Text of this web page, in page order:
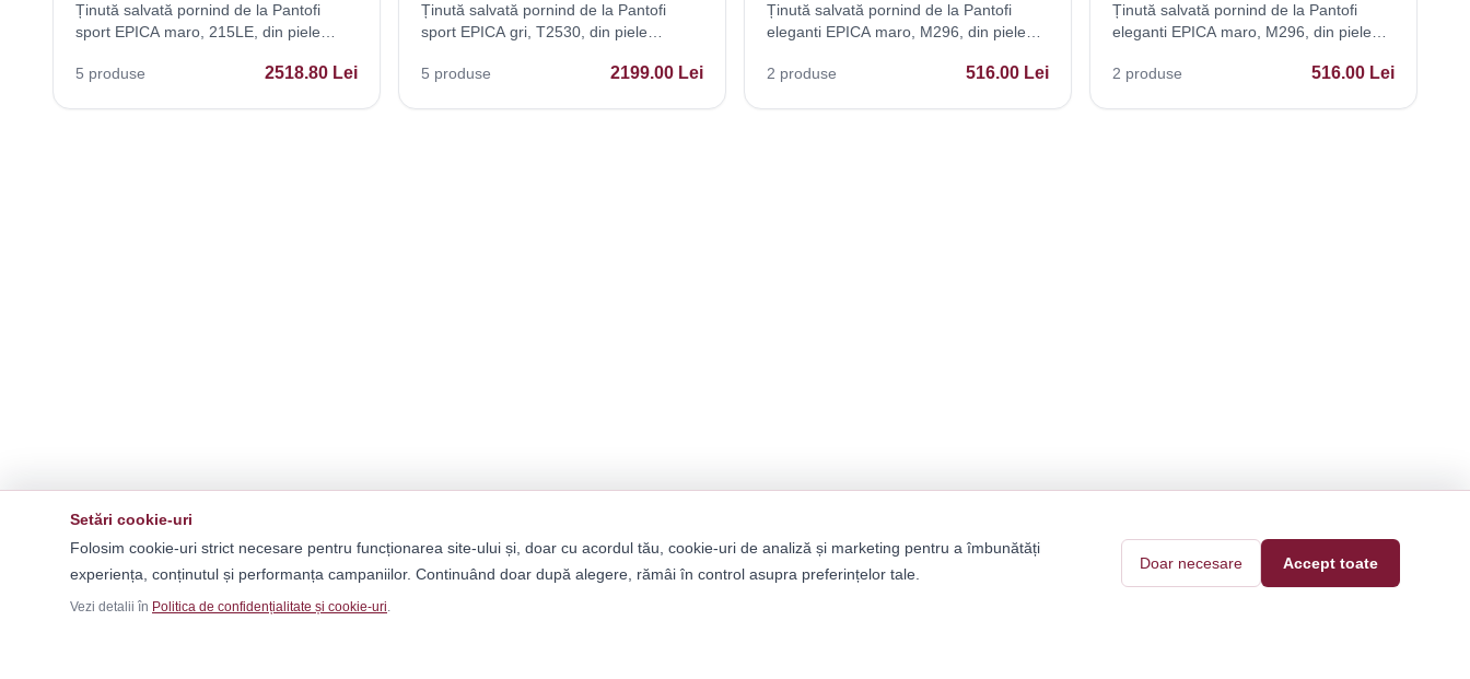
Ținută salvată pornind de la Pantofi
sport EPICA maro, 215LE, din piele
5 produse 2518.80 Lei
Ținută salvată pornind de la Pantofi
sport EPICA gri, T2530, din piele
5 produse 2199.00 Lei
Ținută salvată pornind de la Pantofi
eleganti EPICA maro, M296, din piele
2 produse 516.00 Lei
Ținută salvată pornind de la Pantofi
eleganti EPICA maro, M296, din piele
2 produse 516.00 Lei
Setări cookie-uri
Folosim cookie-uri strict necesare pentru funcționarea site-ului și, doar cu acordul tău, cookie-uri de analiză și marketing pentru a îmbunătăți
experiența, conținutul și performanța campaniilor. Continuând doar după alegere, rămâi în control asupra preferințelor tale.
Vezi detalii în Politica de confidențialitate și cookie-uri.
Doar necesare Accept toate